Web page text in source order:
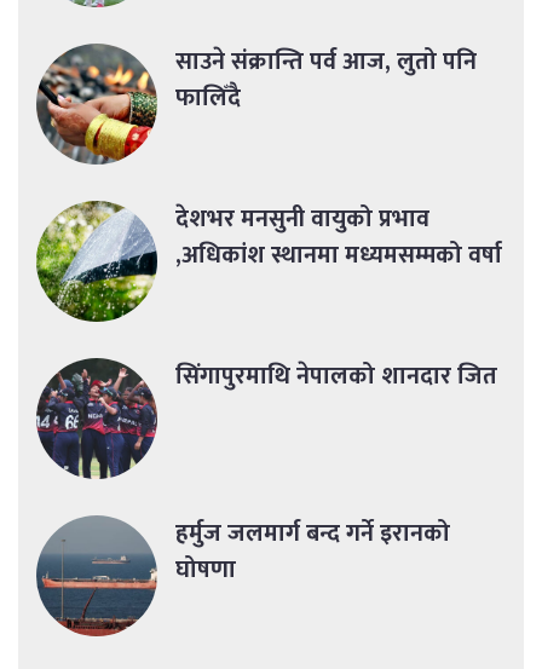
साउने संक्रान्ति पर्व आज, लुतो पनि
फालिँदै
देशभर मनसुनी वायुको प्रभाव
,अधिकांश स्थानमा मध्यमसम्मको वर्षा
सिंगापुरमाथि नेपालको शानदार जित
हर्मुज जलमार्ग बन्द गर्ने इरानको
घोषणा